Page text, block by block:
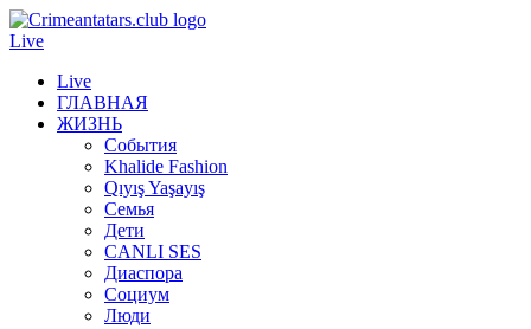
Live
Live
ГЛАВНАЯ
ЖИЗНЬ
События
Khalide Fashion
Qıyış Yaşayış
Семья
Дети
CANLI SES
Диаспора
Социум
Люди